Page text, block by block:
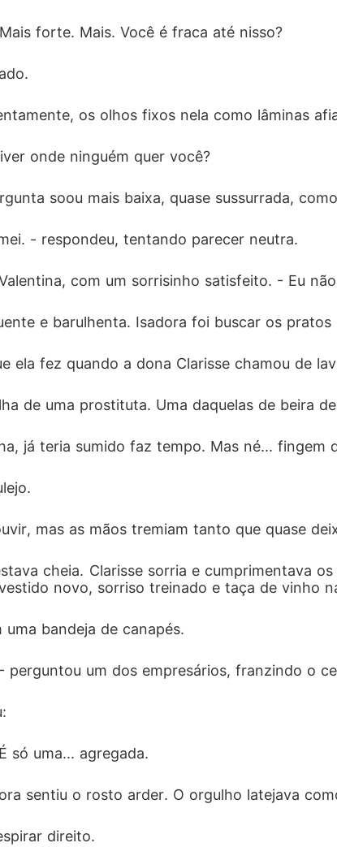
forte. Mais. Você é fraca até nisso?
os olhos fixos nela como lâminas
onde ninguém quer você?
soou mais baixa, quase sussurrada,
- respondeu, tentando parecer neutra.
com um sorrisinho satisfeito. - Eu
e barulhenta. Isadora foi buscar os
ela fez quando a dona Clarisse chamou de
de uma prostituta. Uma daquelas de beira
já teria sumido faz tempo. Mas né... fingem
mas as mãos tremiam tanto que quase
cheia. Clarisse sorria e cumprimentava
novo, sorriso treinado e taça de vinho
uma bandeja de canapés.
perguntou um dos empresários, franzindo o
só uma... agregada.
sentiu o rosto arder. O orgulho latejava
direito.